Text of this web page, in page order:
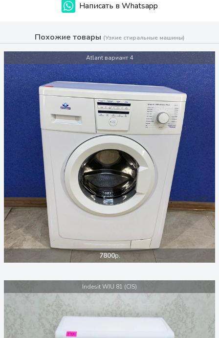
Написать в Whatsapp
Похожие товары (Узкие стиральные машины)
Atlant вариант 4
7800р.
Indesit WIU 81 (CIS)